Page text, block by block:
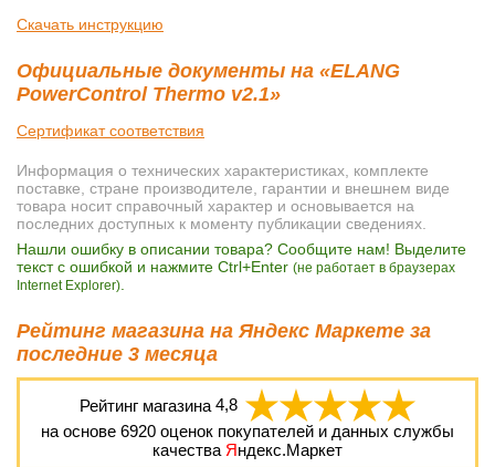
Скачать инструкцию
Официальные документы на «ELANG
PowerControl Thermo v2.1»
Сертификат соответствия
Информация о технических характеристиках, комплекте
поставке, стране производителе, гарантии и внешнем виде
товара носит справочный характер и основывается на
последних доступных к моменту публикации сведениях.
Нашли ошибку в описании товара? Сообщите нам! Выделите
текст с ошибкой и нажмите Ctrl+Enter (не работает в браузерах
Internet Explorer)
Рейтинг магазина на Яндекс Маркете за
последние 3 месяца
Рейтинг магазина 4,8
на основе 6920 оценок покупателей и данных службы
качества Яндекс.Маркет